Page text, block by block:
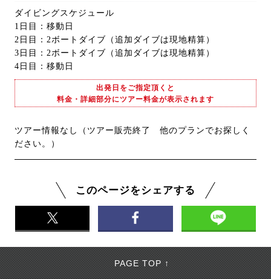
ダイビングスケジュール
1日目：移動日
2日目：2ボートダイブ（追加ダイブは現地精算）
3日目：2ボートダイブ（追加ダイブは現地精算）
4日目：移動日
出発日をご指定頂くと
料金・詳細部分にツアー料金が表示されます
ツアー情報なし（ツアー販売終了 他のプランでお探しく
ださい。）
このページをシェアする
PAGE TOP ↑